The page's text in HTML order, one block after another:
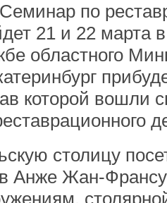
по
21 и 22
областного
которой вошли
столицу
Анже Жан-